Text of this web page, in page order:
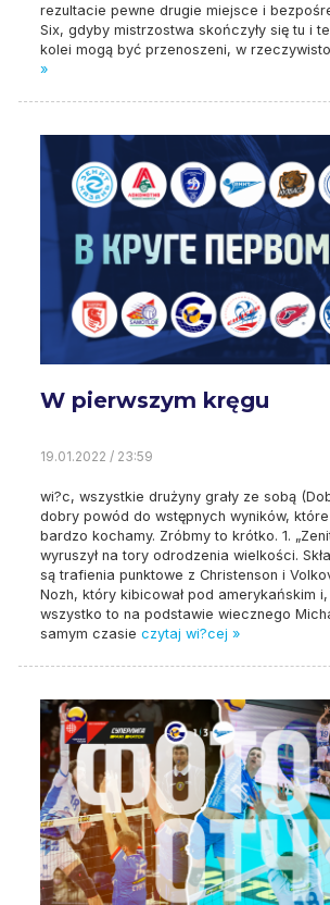
rezultacie pewne drugie miejsce i
Six, gdyby mistrzostwa skończyły się tu i
kolei mogą być przenoszeni, w
»
W pierwszym kręgu
19.01.2022 / 23:59
wi?c, wszystkie drużyny grały ze sobą
dobry powód do wstępnych wyników,
bardzo kochamy. Zróbmy to krótko. 1.
wyruszył na tory odrodzenia wielkości.
są trafienia punktowe z Christenson i
Nozh, który kibicował pod amerykańskim
wszystko to na podstawie wiecznego
samym czasie czytaj wi?cej »